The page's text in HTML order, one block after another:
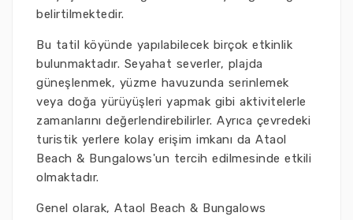
belirtilmektedir.
Bu tatil köyünde yapılabilecek birçok etkinlik
bulunmaktadır. Seyahat severler, plajda
güneşlenmek, yüzme havuzunda serinlemek
veya doğa yürüyüşleri yapmak gibi aktivitelerle
zamanlarını değerlendirebilirler. Ayrıca çevredeki
turistik yerlere kolay erişim imkanı da Ataol
Beach & Bungalows'un tercih edilmesinde etkili
olmaktadır.
Genel olarak, Ataol Beach & Bungalows